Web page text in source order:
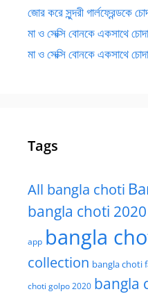
জোর করে সুন্দরী গার্লফ্রেন্ডকে
মা ও সেক্সি বোনকে একসাথে
মা ও সেক্সি বোনকে একসাথে
Tags
All bangla choti
bangla choti 2020
app bangla
collection bangla choti
choti golpo 2020 bangla